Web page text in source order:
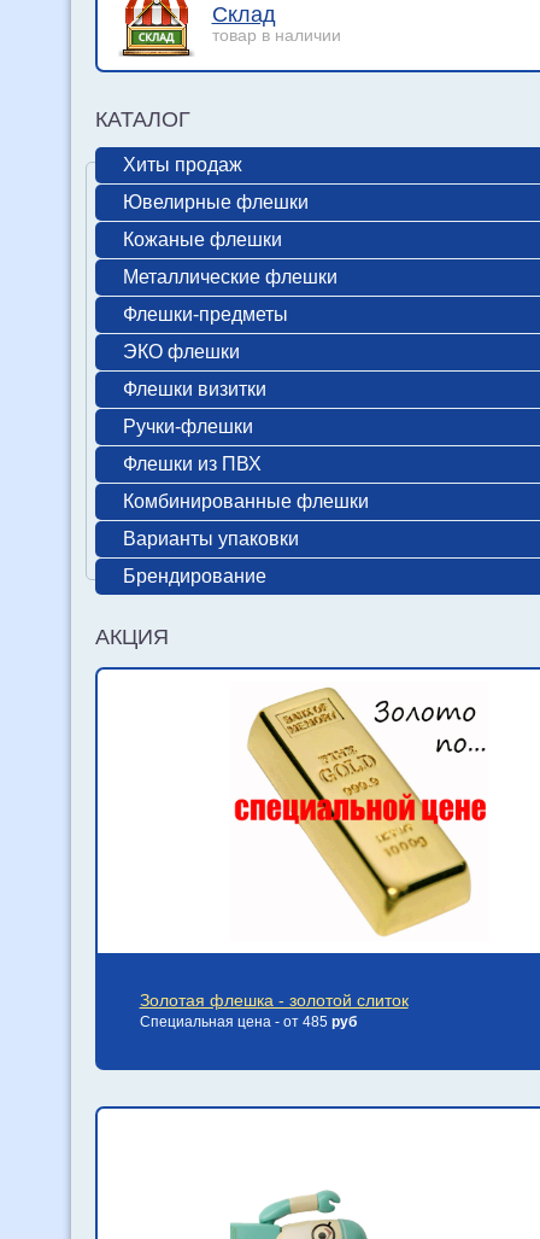
Склад
товар в наличии
КАТАЛОГ
Хиты продаж
Ювелирные флешки
Кожаные флешки
Металлические флешки
Флешки-предметы
ЭКО флешки
Флешки визитки
Ручки-флешки
Флешки из ПВХ
Комбинированные флешки
Варианты упаковки
Брендирование
АКЦИЯ
Золотая флешка - золотой слиток
Специальная цена - от 485 руб